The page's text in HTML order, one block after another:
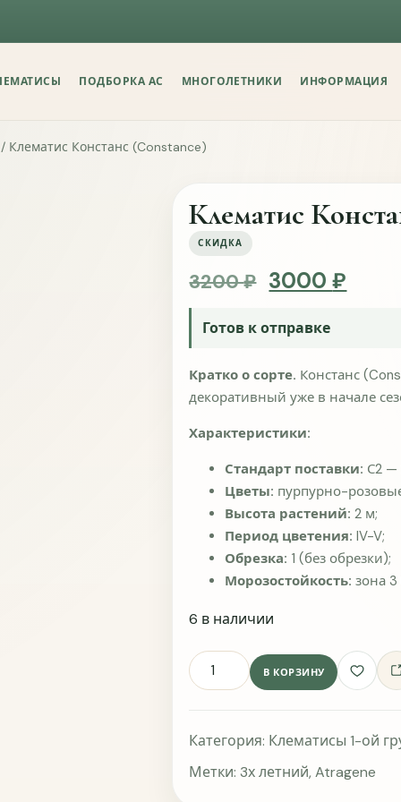
ПОДБОРКА АС МНОГОЛЕТНИКИ ИНФОРМАЦИЯ
/ Клематис Констанс (Constance)
Клематис
СКИДКА
3200₽ Original
3000₽
Готов к отправке
Кратко о сорте. Констанс
декоративный уже в начале
Характеристики:
Стандарт поставки: С2 —
Цветы: пурпурно-
Высота растений: 2 м;
Период цветения: IV-V;
Обрезка: 1 (без обрезки);
Морозостойкость: зона
6 в наличии
Количество товара Клематис
В КОРЗИНУ
Категория: Клематисы 1-ой
Метки: 3х летний,Atragene
Понятно
Легко ли
Да
Что
Помогите
Хватает ли
Да